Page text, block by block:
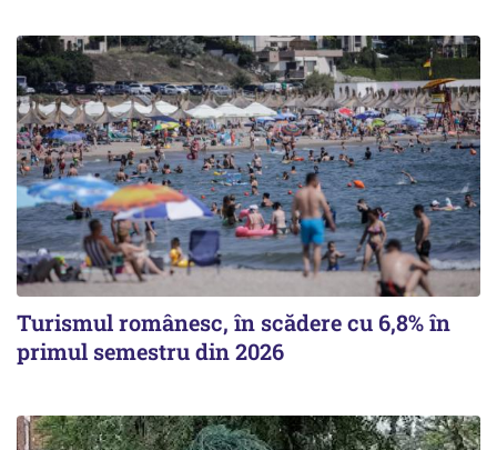
Turismul românesc, în scădere cu 6,8% în
primul semestru din 2026